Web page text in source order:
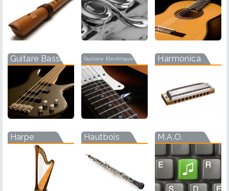
Guitare Basse Guitare Electrique Harmonica
Harpe Hautbois M.A.O.